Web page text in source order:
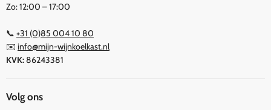
Zo: 12:00 – 17:00
📞 +31 (0)85 004 10 80
✉️ info@mijn-wijnkoelkast.nl
KVK:86243381
Volg ons